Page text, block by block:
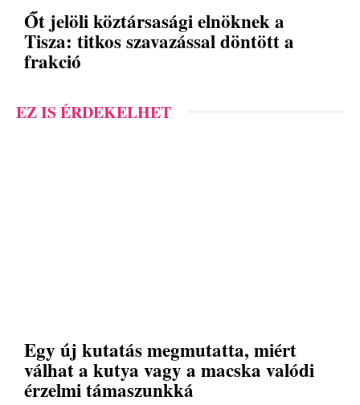
Őt jelöli köztársasági elnöknek a
Tisza: titkos szavazással döntött a
frakció
EZ IS ÉRDEKELHET
Egy új kutatás megmutatta, miért
válhat a kutya vagy a macska valódi
érzelmi támaszunkká